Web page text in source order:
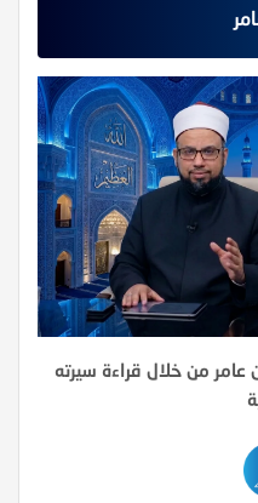
من خلال قراءة سيرته